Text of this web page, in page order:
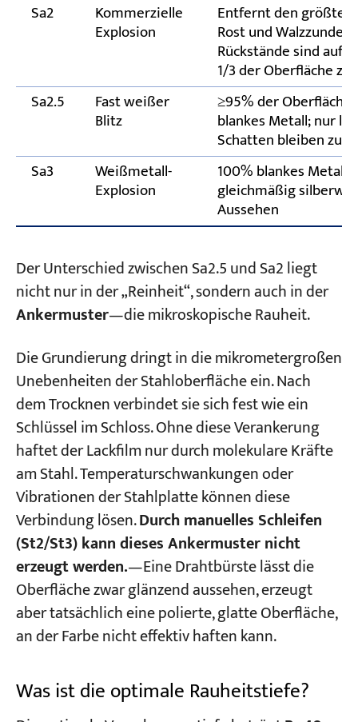
Sa2
Kommerzielle
Explosion
Entfernt den größten
Rost und Walzzunder;
Rückstände sind auf
1/3 der Oberfläche
Sa2.5
Fast weißer
Blitz
≥95% der Oberfläche
blankes Metall; nur
Schatten bleiben
Sa3
Weißmetall-
Explosion
100% blankes Metall,
gleichmäßig
Aussehen
Der Unterschied zwischen Sa2.5 und Sa2 liegt
nicht nur in der „Reinheit“, sondern auch in der
Ankermuster—die mikroskopische Rauheit.
Die Grundierung dringt in die mikrometergroßen
Unebenheiten der Stahloberfläche ein. Nach
dem Trocknen verbindet sie sich fest wie ein
Schlüssel im Schloss. Ohne diese Verankerung
haftet der Lackfilm nur durch molekulare Kräfte
am Stahl. Temperaturschwankungen oder
Vibrationen der Stahlplatte können diese
Verbindung lösen.Durch manuelles Schleifen
(St2/St3) kann dieses Ankermuster nicht
erzeugt werden.—Eine Drahtbürste lässt die
Oberfläche zwar glänzend aussehen, erzeugt
aber tatsächlich eine polierte, glatte Oberfläche,
an der Farbe nicht effektiv haften kann.
Was ist die optimale Rauheitstiefe?